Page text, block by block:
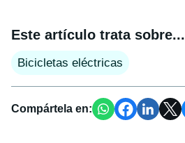
Este artículo trata sobre...
Bicicletas eléctricas
Compártela en: